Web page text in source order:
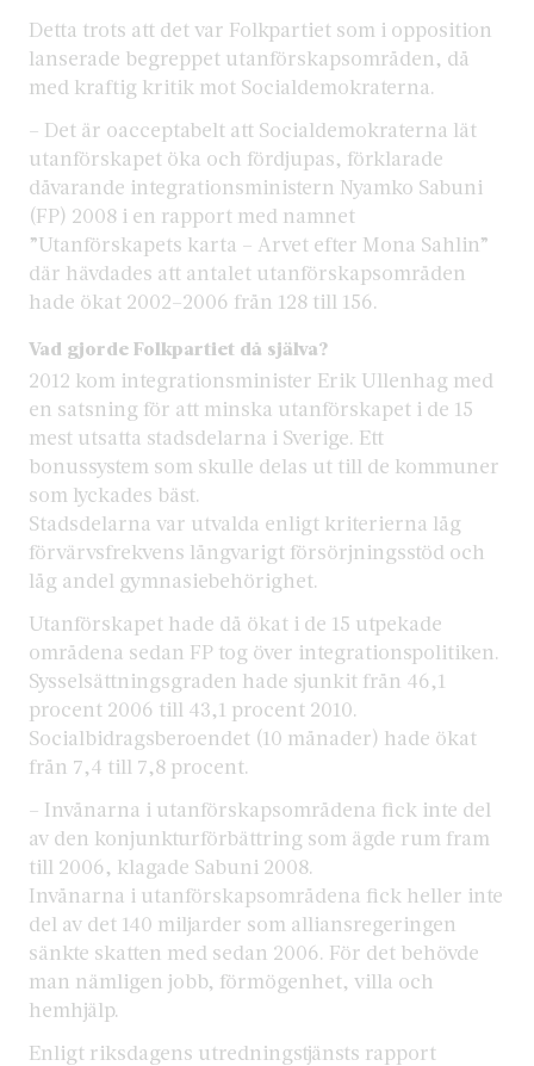
Detta trots att det var Folkpartiet som i opposition
lanserade begreppet utanförskapsområden, då
med kraftig kritik mot Socialdemokraterna.
– Det är oacceptabelt att Socialdemokraterna lät
utanförskapet öka och fördjupas, förklarade
dåvarande integrationsministern Nyamko Sabuni
(FP) 2008 i en rapport med namnet
”Utanförskapets karta – Arvet efter Mona Sahlin”
där hävdades att antalet utanförskapsområden
hade ökat 2002–2006 från 128 till 156.
Vad gjorde Folkpartiet då själva?
2012 kom integrationsminister Erik Ullenhag med
en satsning för att minska utanförskapet i de 15
mest utsatta stadsdelarna i Sverige. Ett
bonussystem som skulle delas ut till de kommuner
som lyckades bäst.
Stadsdelarna var utvalda enligt kriterierna låg
förvärvsfrekvens långvarigt försörjningsstöd och
låg andel gymnasiebehörighet.
Utanförskapet hade då ökat i de 15 utpekade
områdena sedan FP tog över integrationspolitiken.
Sysselsättningsgraden hade sjunkit från 46,1
procent 2006 till 43,1 procent 2010.
Socialbidragsberoendet (10 månader) hade ökat
från 7,4 till 7,8 procent.
– Invånarna i utanförskapsområdena fick inte del
av den konjunkturförbättring som ägde rum fram
till 2006, klagade Sabuni 2008.
Invånarna i utanförskapsområdena fick heller inte
del av det 140 miljarder som alliansregeringen
sänkte skatten med sedan 2006. För det behövde
man nämligen jobb, förmögenhet, villa och
hemhjälp.
Enligt riksdagens utredningstjänsts rapport